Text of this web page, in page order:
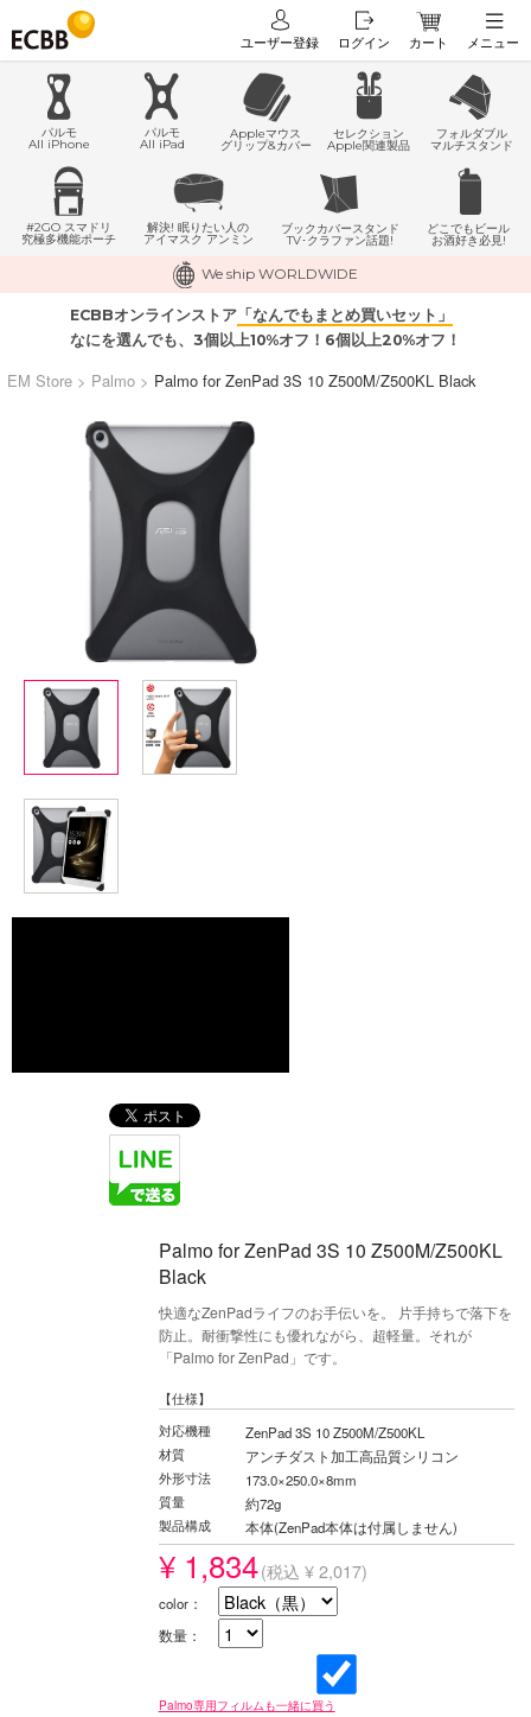
ユーザー登録 ログイン カート メニュー
パルモ
All iPhone
パルモ
All iPad
Appleマウス
グリップ&カバー
セレクション
Apple関連製品
フォルダブル
マルチスタンド
#2GO スマドリ
究極多機能ポーチ
解決! 眠りたい人の
アイマスク アンミン
ブックカバースタンド
TV･クラファン話題!
どこでもビール
お酒好き必見!
We ship WORLDWIDE
ECBBオンラインストア 「なんでもまとめ買いセット」
なにを選んでも、3個以上10%オフ！6個以上20%オフ！
EM Store > Palmo > Palmo for ZenPad 3S 10 Z500M/Z500KL Black
Palmo for ZenPad 3S 10 Z500M/Z500KL
Black
快適なZenPadライフのお手伝いを。 片手持ちで落下を
防止。耐衝撃性にも優れながら、超軽量。それが
「Palmo for ZenPad」です。
【仕様】
対応機種
ZenPad 3S 10 Z500M/Z500KL
材質 アンチダスト加工高品質シリコン
外形寸法 173.0×250.0×8mm
質量 約72g
製品構成 本体(ZenPad本体は付属しません)
¥ 1,834(税込 ¥ 2,017)
color：
数量：
Palmo専用フィルムも一緒に買う